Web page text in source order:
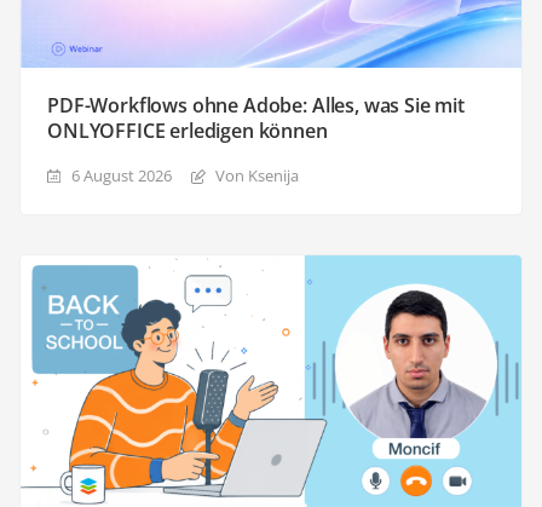
PDF-Workflows ohne Adobe: Alles, was Sie mit
ONLYOFFICE erledigen können
6 August 2026 Von Ksenija